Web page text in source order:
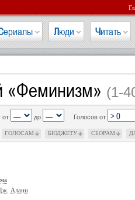
Сериалы Люди Читать
(1-
от до Голосов от
ГОЛОСАМ БЮДЖЕТУ СБОРАМ
Алани